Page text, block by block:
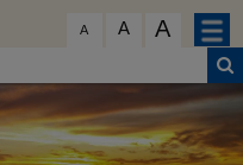
A A A